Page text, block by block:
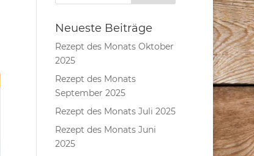
Neueste Beiträge
Rezept des Monats Oktober
2025
Rezept des Monats
September 2025
Rezept des Monats Juli 2025
Rezept des Monats Juni
2025